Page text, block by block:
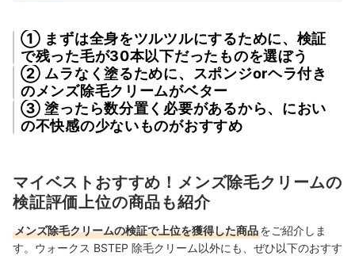
① まずは全身をツルツルにするために、検証
で残った毛が30本以下だったものを選ぼう
② ムラなく塗るために、スポンジorヘラ付き
のメンズ除毛クリームがベター
③ 塗ったら数分置く必要があるから、におい
の不快感の少ないものがおすすめ
マイベストおすすめ！メンズ除毛クリームの
検証評価上位の商品も紹介
メンズ除毛クリームの検証で上位を獲得した商品をご紹介しま
す。ウォークス BSTEP 除毛クリーム以外にも、ぜひ以下のおすす